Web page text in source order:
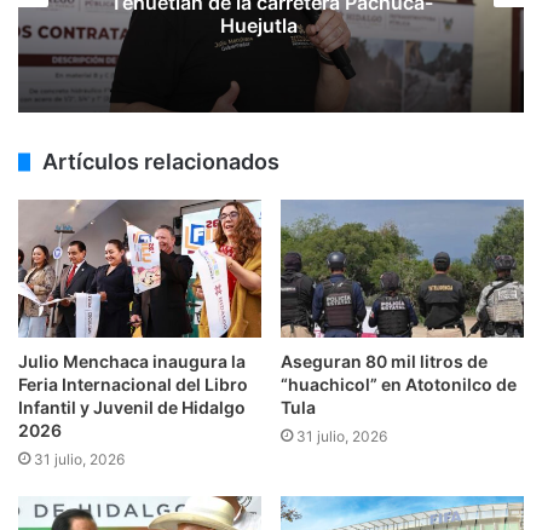
Huejutla
Artículos relacionados
Julio Menchaca inaugura la
Feria Internacional del Libro
Infantil y Juvenil de Hidalgo
2026
31 julio, 2026
Aseguran 80 mil litros de
“huachicol” en Atotonilco de
Tula
31 julio, 2026